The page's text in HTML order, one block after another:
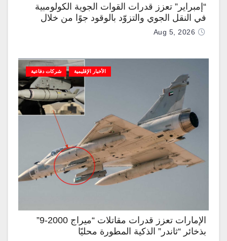
“إمبراير” تعزز قدرات القوات الجوية الكولومبية
في النقل الجوي والتزوّد بالوقود جوًا من خلال
تزويدها بطائرتي “كيه سي-390 ميلينيوم”
Aug 5, 2026
الأخبار الإقليمية شركات دفاعية
الإمارات تعزز قدرات مقاتلات “ميراج 2000-9”
بذخائر “ثاندر” الذكية المطورة محليًا